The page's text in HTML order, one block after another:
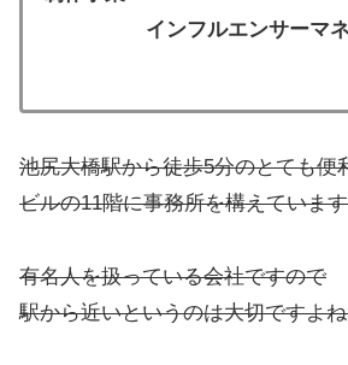
インフルエンサーマネ
池尻大橋駅から徒歩5分のとても便
ビルの11階に事務所を構えていま
有名人を扱っている会社ですので
駅から近いというのは大切ですよ